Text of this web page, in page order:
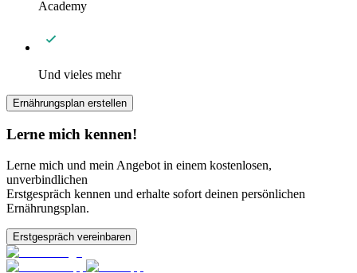
Academy
Und vieles mehr
Ernährungsplan erstellen
Lerne mich kennen!
Lerne mich und mein Angebot in einem kostenlosen,
unverbindlichen
Erstgespräch kennen und erhalte sofort deinen persönlichen
Ernährungsplan.
Erstgespräch vereinbaren